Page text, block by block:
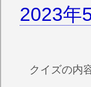
2023年
クイズの内